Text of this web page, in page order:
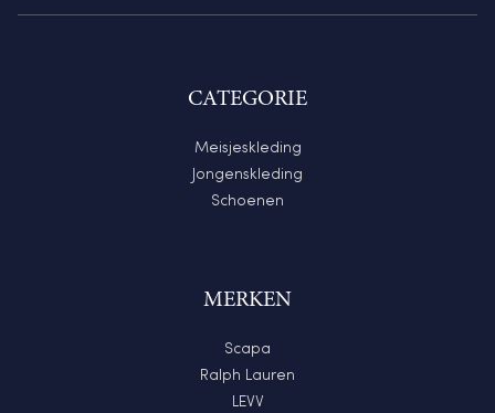
CATEGORIE
Meisjeskleding
Jongenskleding
Schoenen
MERKEN
Scapa
Ralph Lauren
LEVV